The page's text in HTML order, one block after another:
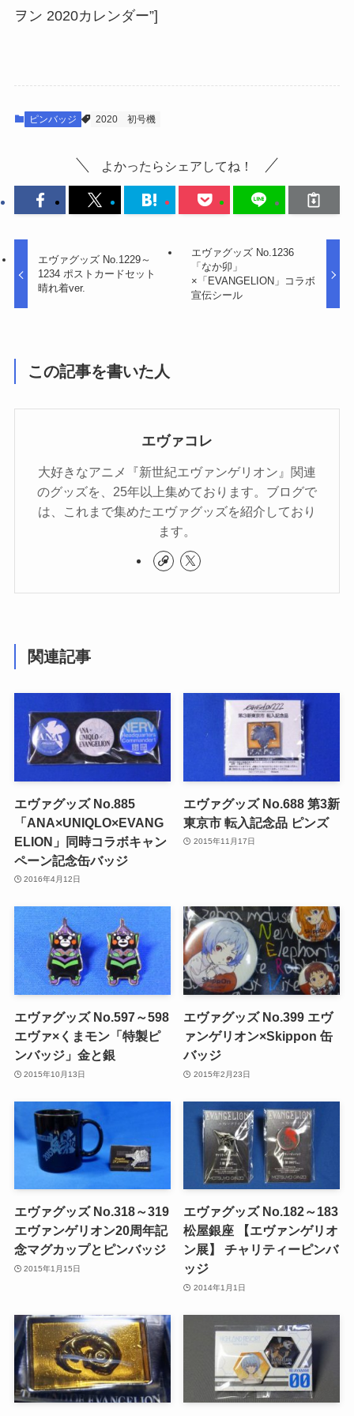
ヲン 2020カレンダー”]
ピンバッジ 2020 初号機
よかったらシェアしてね！
エヴァグッズ No.1229～
1234 ポストカードセット
晴れ着ver.
エヴァグッズ No.1236
「なか卯」
×「EVANGELION」コラボ
宣伝シール
この記事を書いた人
エヴァコレ
大好きなアニメ『新世紀エヴァンゲリオン』関連
のグッズを、25年以上集めております。ブログで
は、これまで集めたエヴァグッズを紹介しており
ます。
関連記事
エヴァグッズ No.885
「ANA×UNIQLO×EVANG
ELION」同時コラボキャン
ペーン記念缶バッジ
2016年4月12日
エヴァグッズ No.688 第3新
東京市 転入記念品 ピンズ
2015年11月17日
エヴァグッズ No.597～598
エヴァ×くまモン「特製ピ
ンバッジ」金と銀
2015年10月13日
エヴァグッズ No.399 エヴ
ァンゲリオン×Skippon 缶
バッジ
2015年2月23日
エヴァグッズ No.318～319
エヴァンゲリオン20周年記
念マグカップとピンバッジ
2015年1月15日
エヴァグッズ No.182～183
松屋銀座 【エヴァンゲリオ
ン展】 チャリティーピンバ
ッジ
2014年1月1日